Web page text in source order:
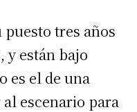
tres años
y están bajo
es el de una
escenario para